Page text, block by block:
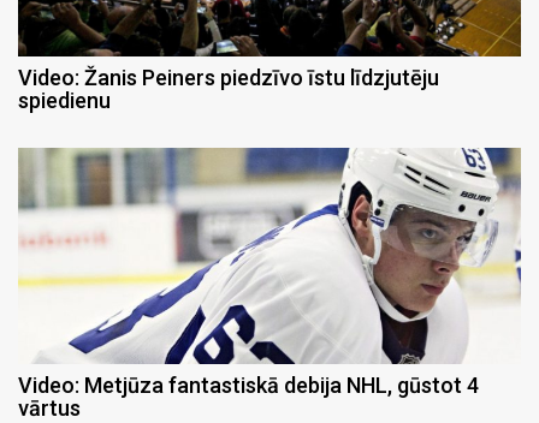
Video: Žanis Peiners piedzīvo īstu līdzjutēju
spiedienu
Video: Metjūza fantastiskā debija NHL, gūstot 4
vārtus